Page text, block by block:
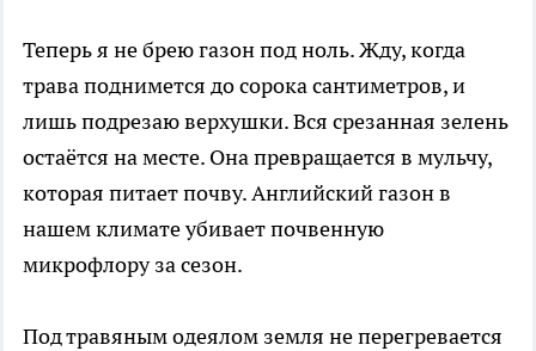
Теперь я не брею газон под ноль. Жду, когда
трава поднимется до сорока сантиметров, и
лишь подрезаю верхушки. Вся срезанная зелень
остаётся на месте. Она превращается в мульчу,
которая питает почву. Английский газон в
нашем климате убивает почвенную
микрофлору за сезон.
Под травяным одеялом земля не перегревается